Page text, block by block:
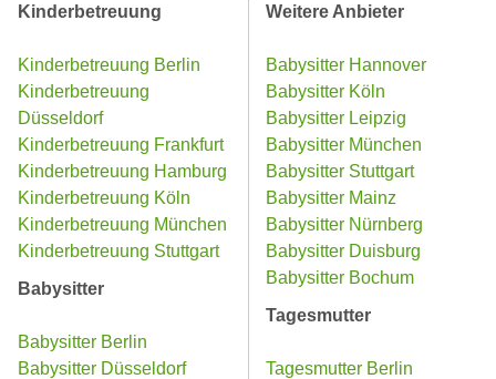
Kinderbetreuung
Kinderbetreuung Berlin
Kinderbetreuung
Düsseldorf
Kinderbetreuung Frankfurt
Kinderbetreuung Hamburg
Kinderbetreuung Köln
Kinderbetreuung München
Kinderbetreuung Stuttgart
Babysitter
Babysitter Berlin
Babysitter Düsseldorf
Weitere Anbieter
Babysitter Hannover
Babysitter Köln
Babysitter Leipzig
Babysitter München
Babysitter Stuttgart
Babysitter Mainz
Babysitter Nürnberg
Babysitter Duisburg
Babysitter Bochum
Tagesmutter
Tagesmutter Berlin